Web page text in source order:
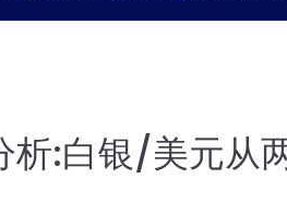
析:白银/美元从